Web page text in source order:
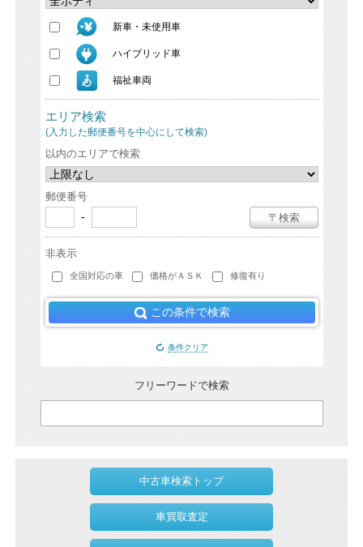
新車・未使用車
ハイブリッド車
福祉車両
エリア検索
(入力した郵便番号を中心にして検索)
以内のエリアで検索
郵便番号
- 〒検索
非表示
全国対応の車 価格がＡＳＫ 修復有り
この条件で検索
条件クリア
フリーワードで検索
中古車検索トップ
車買取査定